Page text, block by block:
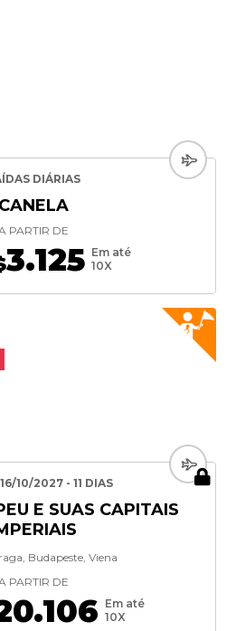
DIÁRIAS
CANELA
PARTIR DE
3.125 Em até
10X
10/2027 - 11 DIAS
E SUAS CAPITAIS
Budapeste, Viena
PARTIR DE
Em até
10X